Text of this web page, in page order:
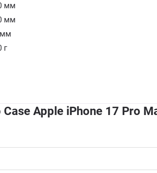
мм
мм
г
Apple iPhone 17 Pro